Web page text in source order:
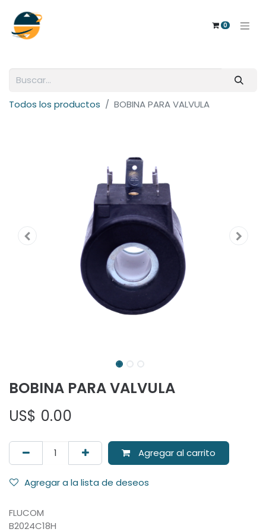
0
Todos los productos BOBINA PARA VALVULA
BOBINA PARA VALVULA
US$ 0.00
Agregar al carrito
Agregar a la lista de deseos
FLUCOM
B2024C18H